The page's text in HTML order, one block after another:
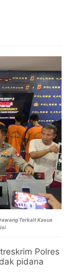
Terkait Kasus
Polres
pidana